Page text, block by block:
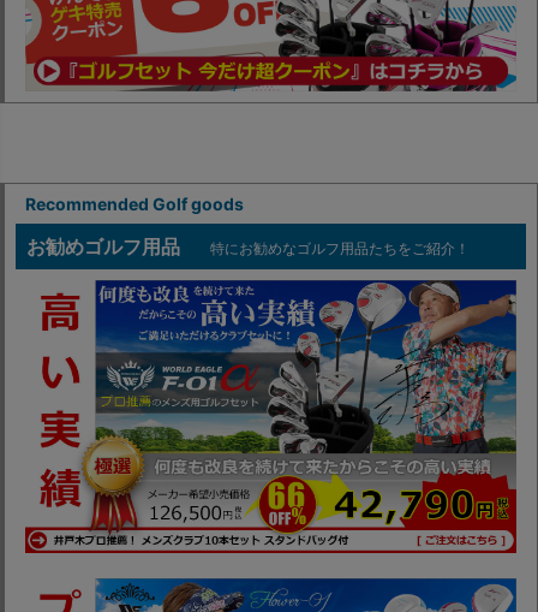
Recommended Golf goods
お勧めゴルフ用品 特にお勧めなゴルフ用品たちをご紹介！